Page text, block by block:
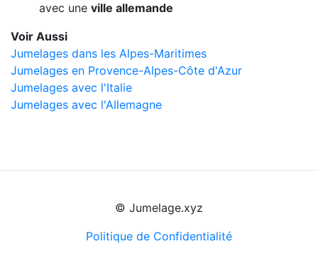
avec une ville allemande
Voir Aussi
Jumelages dans les Alpes-Maritimes
Jumelages en Provence-Alpes-Côte d'Azur
Jumelages avec l'Italie
Jumelages avec l'Allemagne
© Jumelage.xyz
Politique de Confidentialité